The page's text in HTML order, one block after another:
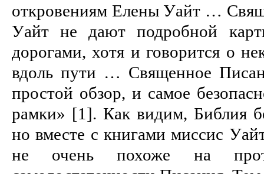
откровениям Елены Уайт …
Уайт не дают подробной
дорогами, хотя и говорится о
вдоль пути … Священное
простой обзор, и самое
рамки» [1]. Как видим, Библия
но вместе с книгами миссис
не очень похоже на